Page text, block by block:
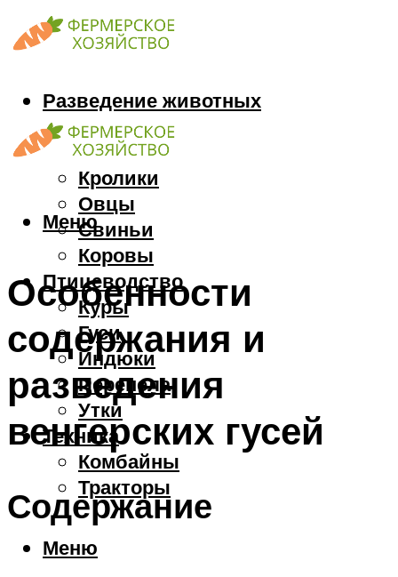
Разведение животных
Козы
Кони
Кролики
Овцы
Свиньи
Коровы
Птицеводство
Куры
Гуси
Индюки
Перепела
Утки
Техника
Комбайны
Тракторы
Меню
Меню
Особенности
содержания и
разведения
венгерских гусей
Содержание